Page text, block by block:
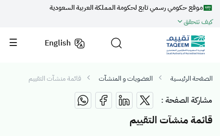
موقع حكومي رسمي تابع لحكومة المملكة العربية السعودية
كيف تتحقق
English
الصفحة الرئيسية العضويات و المنشآت قائمة منشآت التقييم
مشاركة الصفحة :
قائمة منشآت التقييم